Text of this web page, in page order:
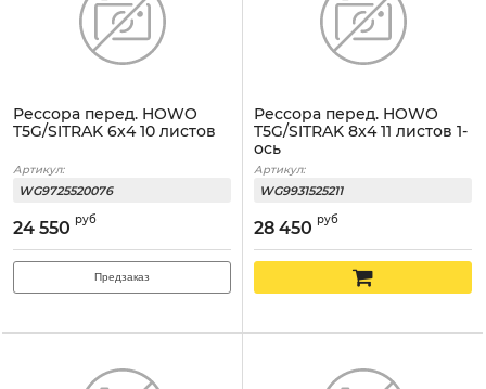
Рессора перед. HOWO
T5G/SITRAK 6x4 10 листов
Артикул:
WG9725520076
24 550 руб
Предзаказ
Рессора перед. HOWO
T5G/SITRAK 8x4 11 листов 1-
ось
Артикул:
WG9931525211
28 450 руб